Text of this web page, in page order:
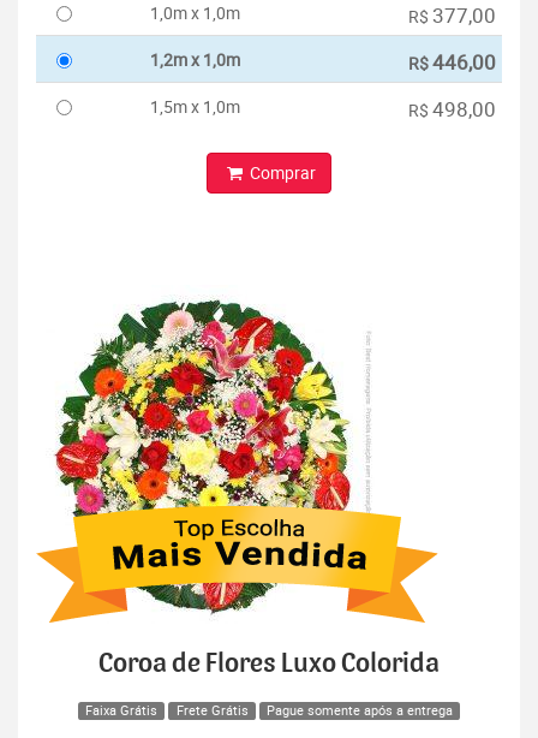
1,0m x 1,0m
R$ 377,00
1,2m x 1,0m R$446,00
1,5m x 1,0m R$ 498,00
Comprar
Coroa de Flores Luxo Colorida
Faixa Grátis Frete Grátis Pague somente após a entrega